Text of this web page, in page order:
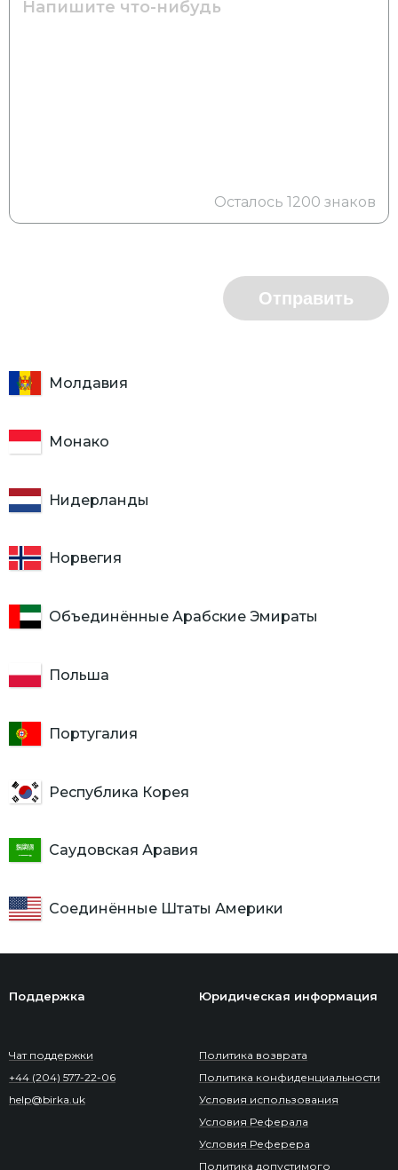
Осталось 1200 знаков
Отправить
Молдавия
Монако
Нидерланды
Норвегия
Объединённые Арабские Эмираты
Польша
Португалия
Республика Корея
Саудовская Аравия
Соединённые Штаты Америки
Поддержка
Чат поддержки
+44 (204) 577-22-06
help@birka.uk
Юридическая информация
Политика возврата
Политика конфиденциальности
Условия использования
Условия Реферала
Условия Реферера
Политика допустимого